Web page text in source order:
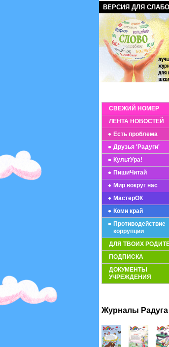
ВЕРСИЯ ДЛЯ
СВЕЖИЙ НОМЕР
ЛЕНТА НОВОСТЕЙ
Есть проблема
Друзья 'Радуги'
КультУра!
ПишиЧитай
Мир вокруг нас
МастерОК
Коми край
Противодействие
коррупции
ДЛЯ ТВОИХ
ПОДПИСКА
ДОКУМЕНТЫ
УЧРЕЖДЕНИЯ
Журналы Радуга